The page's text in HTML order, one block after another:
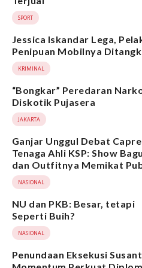
SPORT
Jessica Iskandar Lega,
Penipuan Mobilnya
KRIMINAL
“Bongkar” Peredaran
Diskotik Pujasera
JAKARTA
Ganjar Unggul Debat
Tenaga Ahli KSP: Show
dan Outfitnya Memikat
NASIONAL
NU dan PKB: Besar, tetapi
Seperti Buih?
NASIONAL
Penundaan Eksekusi